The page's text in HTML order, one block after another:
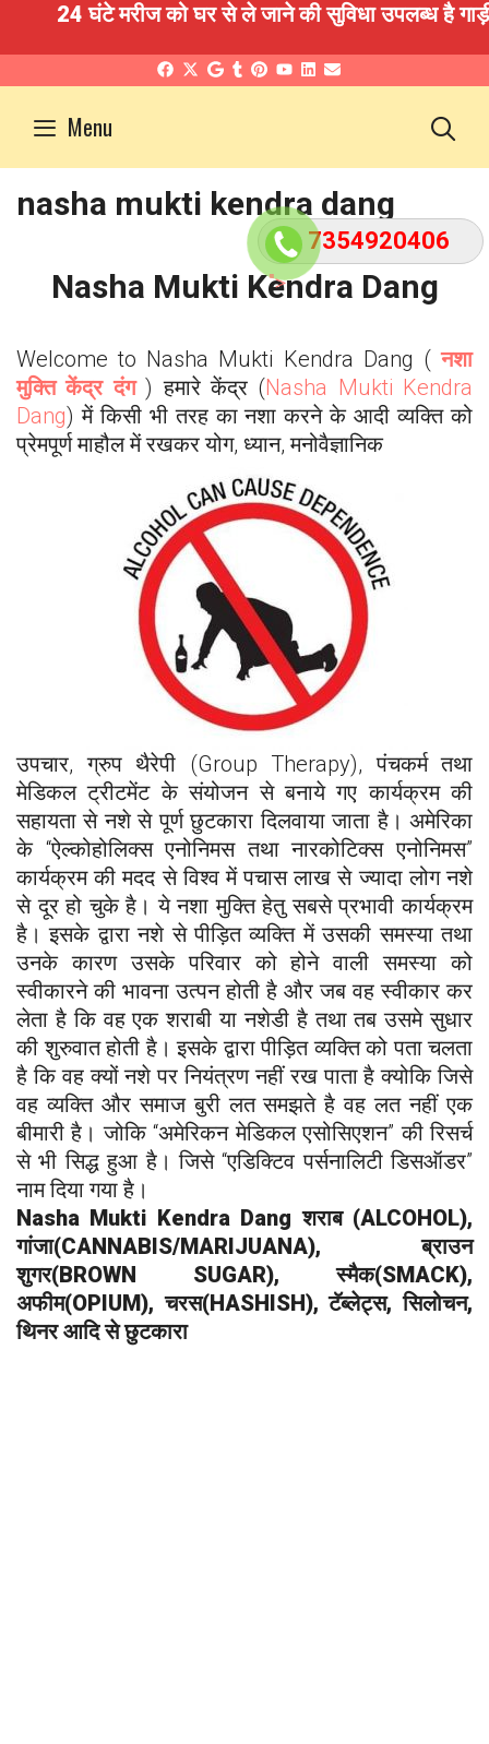
">
7354920406
घंटे मरीज को घर से ले जाने की सुविधा उपलब्ध है गाड़ी
contentMenu
nasha mukti kendra dang
Nasha Mukti Kendra Dang
Welcome to Nasha Mukti Kendra Dang (नशा
मुक्ति केंद्र दंग) हमारे केंद्र (Nasha Mukti Kendra
Dang) में किसी भी तरह का नशा करने के आदी व्यक्ति को
प्रेमपूर्ण माहौल में रखकर योग, ध्यान, मनोवैज्ञानिक
उपचार, ग्रुप थैरेपी (Group Therapy), पंचकर्म तथा
मेडिकल ट्रीटमेंट के संयोजन से बनाये गए कार्यक्रम की
सहायता से नशे से पूर्ण छुटकारा दिलवाया जाता है। अमेरिका
के “ऐल्कोहोलिक्स एनोनिमस तथा नारकोटिक्स एनोनिमस”
कार्यक्रम की मदद से विश्व में पचास लाख से ज्यादा लोग नशे
से दूर हो चुके है। ये नशा मुक्ति हेतु सबसे प्रभावी कार्यक्रम
है। इसके द्वारा नशे से पीड़ित व्यक्ति में उसकी समस्या तथा
उनके कारण उसके परिवार को होने वाली समस्या को
स्वीकारने की भावना उत्पन होती है और जब वह स्वीकार कर
लेता है कि वह एक शराबी या नशेडी है तथा तब उसमे सुधार
की शुरुवात होती है। इसके द्वारा पीड़ित व्यक्ति को पता चलता
है कि वह क्यों नशे पर नियंत्रण नहीं रख पाता है क्योकि जिसे
वह व्यक्ति और समाज बुरी लत समझते है वह लत नहीं एक
बीमारी है। जोकि “अमेरिकन मेडिकल एसोसिएशन” की रिसर्च
से भी सिद्ध हुआ है। जिसे “एडिक्टिव पर्सनालिटी डिसऑडर”
नाम दिया गया है।
Nasha Mukti Kendra Dangशराब (ALCOHOL),
गांजा(CANNABIS/MARIJUANA), ब्राउन
शुगर(BROWN SUGAR), स्मैक(SMACK),
अफीम(OPIUM), चरस(HASHISH), टॅब्लेट्स, सिलोचन,
थिनर आदि से छुटकारा